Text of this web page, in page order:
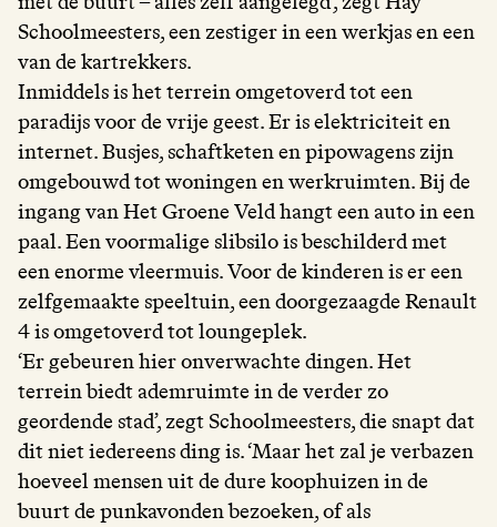
Schoolmeesters, een zestiger in een werkjas en een
van de kartrekkers.
Inmiddels is het terrein omgetoverd tot een
paradijs voor de vrije geest. Er is elektriciteit en
internet. Busjes, schaftketen en pipowagens zijn
omgebouwd tot woningen en werkruimten. Bij de
ingang van Het Groene Veld hangt een auto in een
paal. Een voormalige slibsilo is beschilderd met
een enorme vleermuis. Voor de kinderen is er een
zelfgemaakte speeltuin, een doorgezaagde Renault
4 is omgetoverd tot loungeplek.
‘Er gebeuren hier onverwachte dingen. Het
terrein biedt ademruimte in de verder zo
geordende stad’, zegt Schoolmeesters, die snapt dat
dit niet iedereens ding is. ‘Maar het zal je verbazen
hoeveel mensen uit de dure koophuizen in de
buurt de punkavonden bezoeken, of als